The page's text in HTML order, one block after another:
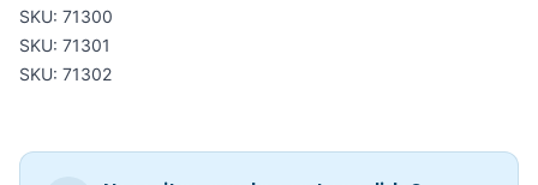
COP 46,832.00
SKU: 71300
SKU: 71301
SKU: 71302